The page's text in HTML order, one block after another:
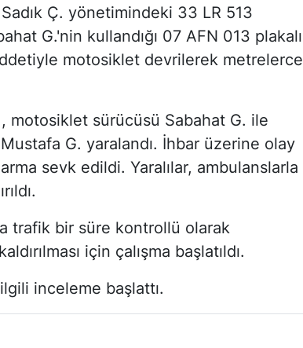
Ç. yönetimindeki 33 LR 513
G.'nin kullandığı 07 AFN 013 plakalı
motosiklet devrilerek metrelerce
motosiklet sürücüsü Sabahat G. ile
G. yaralandı. İhbar üzerine olay
sevk edildi. Yaralılar, ambulanslarla
trafik bir süre kontrollü olarak
için çalışma başlatıldı.
inceleme başlattı.